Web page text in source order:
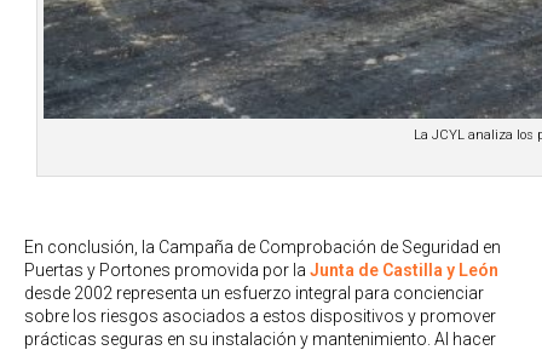
La JCYL analiza los
En conclusión, la Campaña de Comprobación de Seguridad en
Puertas y Portones promovida por la Junta de Castilla y León
desde 2002 representa un esfuerzo integral para concienciar
sobre los riesgos asociados a estos dispositivos y promover
prácticas seguras en su instalación y mantenimiento. Al hacer